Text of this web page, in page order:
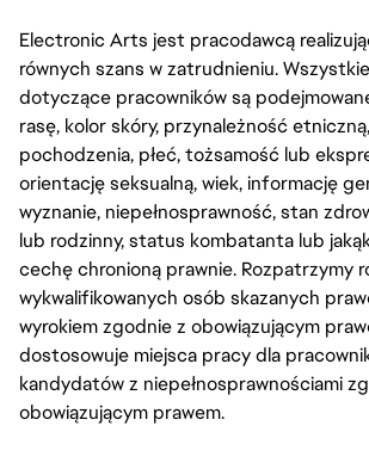
Electronic Arts jest pracodawcą
równych szans w zatrudnieniu.
dotyczące pracowników są
rasę, kolor skóry, przynależność
pochodzenia, płeć, tożsamość lub
orientację seksualną, wiek, informację
wyznanie, niepełnosprawność, stan
lub rodzinny, status kombatanta lub
cechę chronioną prawnie. Rozpatrzymy
wykwalifikowanych osób skazanych
wyrokiem zgodnie z obowiązującym
dostosowuje miejsca pracy dla
kandydatów z niepełnosprawnościami
obowiązującym prawem.